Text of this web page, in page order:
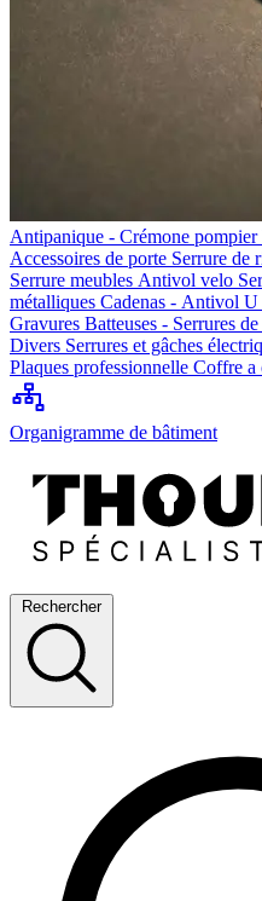
Antipanique - Crémone pompier
Accessoires de porte Serrure de
Serrure meubles Antivol velo
métalliques Cadenas - Antivol U
Gravures Batteuses - Serrures
Divers Serrures et gâches
Plaques professionnelle Coffre a
Organigramme de bâtiment
Rechercher